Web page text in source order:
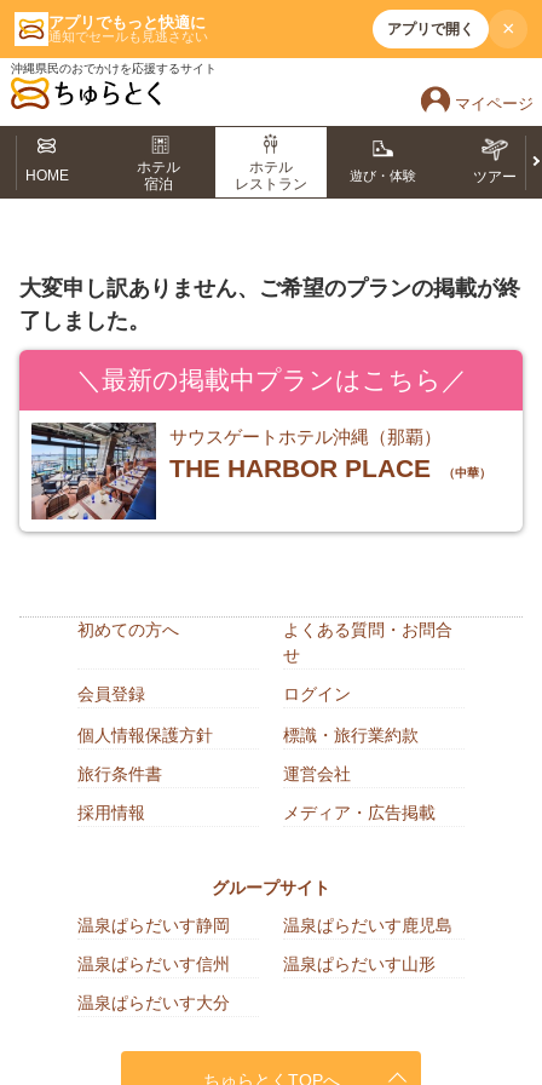
アプリでもっと快適に
通知でセールも見逃さない アプリで開く ×
沖縄県民のおでかけを応援するサイト
マイページ
HOME
ホテル
宿泊
ホテル
レストラン
遊び・体験 ツアー
大変申し訳ありません、ご希望のプランの掲載が終
了しました。
＼最新の掲載中プランはこちら／
サウスゲートホテル沖縄（那覇）
THE HARBOR PLACE （中華）
初めての方へ
よくある質問・お問合
せ
会員登録
ログイン
個人情報保護方針
標識・旅行業約款
旅行条件書
運営会社
採用情報
メディア・広告掲載
グループサイト
温泉ぱらだいす静岡
温泉ぱらだいす鹿児島
温泉ぱらだいす信州
温泉ぱらだいす山形
温泉ぱらだいす大分
ちゅらとくTOPへ